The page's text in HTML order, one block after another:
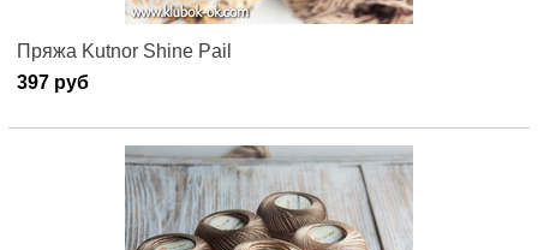
Пряжа Kutnor Shine Pail
397 руб